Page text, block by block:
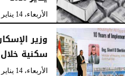
الأربعاء، 14 يناير 2026
سكنية خلال
الأربعاء، 14 يناير 2026